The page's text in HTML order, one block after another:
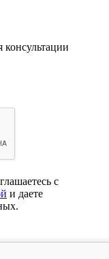
консультации
с
и даете